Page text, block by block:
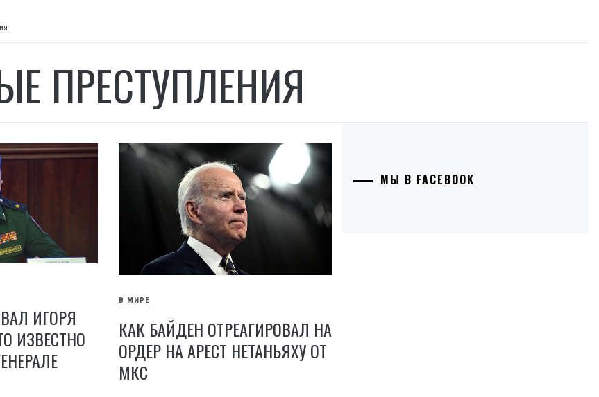
ПРЕСТУПЛЕНИЯ
ИГОРЯ
ИЗВЕСТНО
В МИРЕ
КАК БАЙДЕН ОТРЕАГИРОВАЛ НА
ОРДЕР НА АРЕСТ НЕТАНЬЯХУ ОТ
МКС
МЫ В FACEBOOK